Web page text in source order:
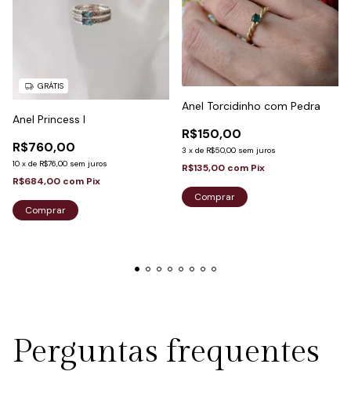
GRÁTIS
Anel Princess I
R$760,00
10 x de R$76,00 sem juros
R$684,00 com Pix
Comprar
Anel Torcidinho com Pedra
R$150,00
3 x de R$50,00 sem juros
R$135,00 com Pix
Comprar
Perguntas frequentes